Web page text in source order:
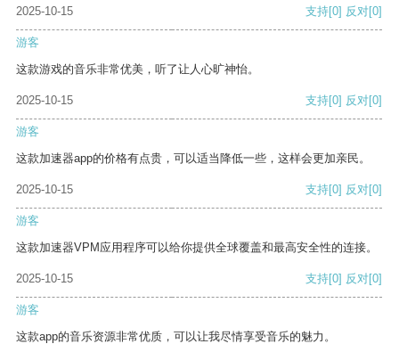
2025-10-15 支持[0] 反对[0]
游客
这款游戏的音乐非常优美，听了让人心旷神怡。
2025-10-15 支持[0] 反对[0]
游客
这款加速器app的价格有点贵，可以适当降低一些，这样会更加亲民。
2025-10-15 支持[0] 反对[0]
游客
这款加速器VPM应用程序可以给你提供全球覆盖和最高安全性的连接。
2025-10-15 支持[0] 反对[0]
游客
这款app的音乐资源非常优质，可以让我尽情享受音乐的魅力。